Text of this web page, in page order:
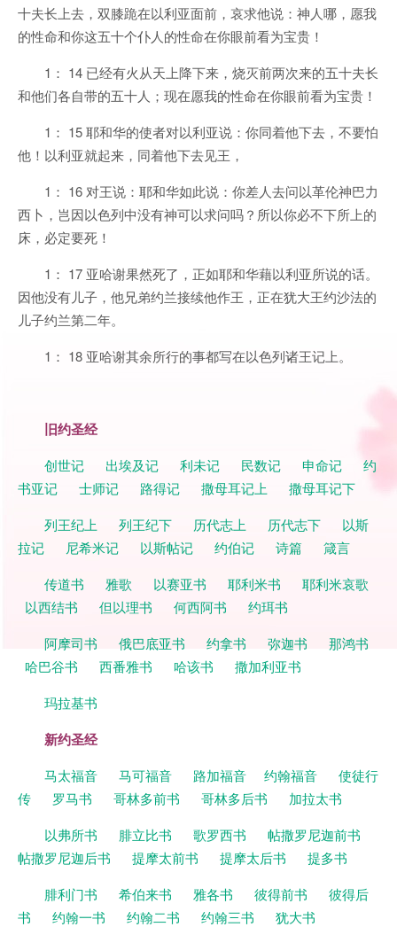
十夫长上去，双膝跪在以利亚面前，哀求他说：神人哪，愿我
的性命和你这五十个仆人的性命在你眼前看为宝贵！
1： 14 已经有火从天上降下来，烧灭前两次来的五十夫长
和他们各自带的五十人；现在愿我的性命在你眼前看为宝贵！
1： 15 耶和华的使者对以利亚说：你同着他下去，不要怕
他！以利亚就起来，同着他下去见王，
1： 16 对王说：耶和华如此说：你差人去问以革伦神巴力
西卜，岂因以色列中没有神可以求问吗？所以你必不下所上的
床，必定要死！
1： 17 亚哈谢果然死了，正如耶和华藉以利亚所说的话。
因他没有儿子，他兄弟约兰接续他作王，正在犹大王约沙法的
儿子约兰第二年。
1： 18 亚哈谢其余所行的事都写在以色列诸王记上。
旧约圣经
创世记 出埃及记 利未记 民数记 申命记
约
书亚记
士师记 路得记 撒母耳记上
撒母耳记下
列王纪上
列王纪下 历代志上 历代志下
以斯
拉记
尼希米记 以斯帖记 约伯记 诗篇
箴言
传道书
雅歌 以赛亚书 耶利米书
耶利米哀歌
以西结书
但以理书 何西阿书
约珥书
阿摩司书
俄巴底亚书 约拿书 弥迦书
那鸿书
哈巴谷书
西番雅书 哈该书
撒加利亚书
玛拉基书
新约圣经
马太福音 马可福音 路加福音 约翰福音
使徒行
传
罗马书 哥林多前书 哥林多后书
加拉太书
以弗所书
腓立比书 歌罗西书
帖撒罗尼迦前书
帖撒罗尼迦后书
提摩太前书 提摩太后书
提多书
腓利门书
希伯来书 雅各书 彼得前书
彼得后
书
约翰一书 约翰二书 约翰三书
犹大书